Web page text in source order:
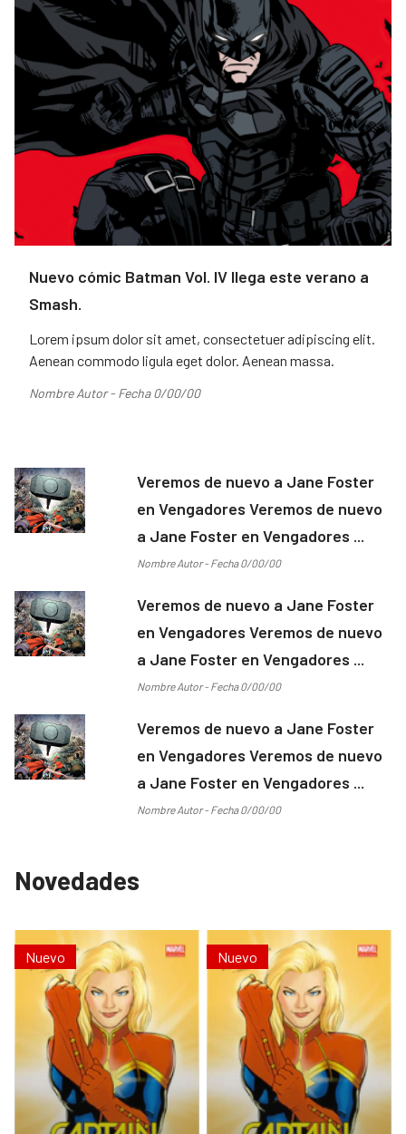
Nuevo cómic Batman Vol. IV llega este verano a
Smash.
Lorem ipsum dolor sit amet, consectetuer adipiscing elit.
Aenean commodo ligula eget dolor. Aenean massa.
Nombre Autor - Fecha 0/00/00
Veremos de nuevo a Jane Foster
en Vengadores Veremos de nuevo
a Jane Foster en Vengadores ...
Nombre Autor - Fecha 0/00/00
Veremos de nuevo a Jane Foster
en Vengadores Veremos de nuevo
a Jane Foster en Vengadores ...
Nombre Autor - Fecha 0/00/00
Veremos de nuevo a Jane Foster
en Vengadores Veremos de nuevo
a Jane Foster en Vengadores ...
Nombre Autor - Fecha 0/00/00
Novedades
Nuevo Nuevo